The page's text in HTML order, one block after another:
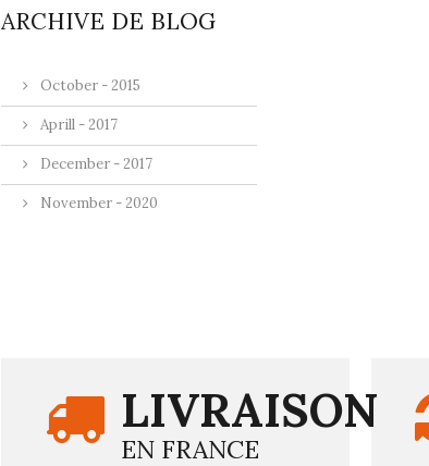
ARCHIVE DE BLOG
October - 2015
Aprill - 2017
December - 2017
November - 2020
LIVRAISON
EN FRANCE